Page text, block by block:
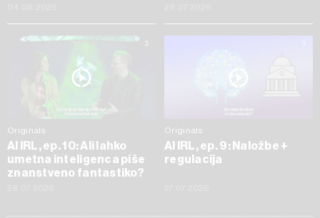
Originals
AI IRL, ep. 10: Ali lahko
umetna inteligenca piše
znanstveno fantastiko?
Originals
AI IRL, ep. 9: Naložbe +
regulacija